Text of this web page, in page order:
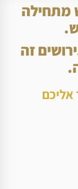
מתחילה
זה
אליכם